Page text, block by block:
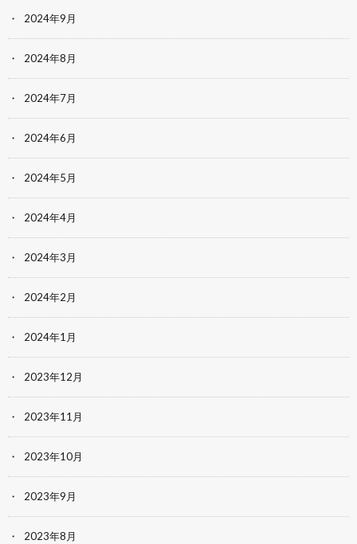
2024年9月
2024年8月
2024年7月
2024年6月
2024年5月
2024年4月
2024年3月
2024年2月
2024年1月
2023年12月
2023年11月
2023年10月
2023年9月
2023年8月